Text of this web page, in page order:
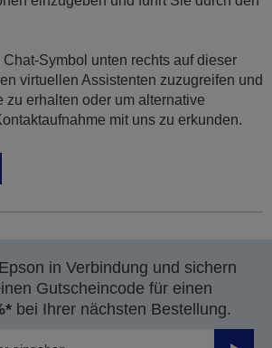
Symbol unten rechts auf dieser
virtuellen Assistenten zuzugreifen und
zu erhalten oder um alternative
mit uns zu erkunden.
in Verbindung und sichern
Gutscheincode für einen
bei Ihrer nächsten Bestellung.